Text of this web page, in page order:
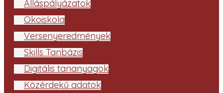
Álláspályázatok
Ökoiskola
Versenyeredmények
Skills Tanbázis
Digitális tananyagok
Közérdekű adatok